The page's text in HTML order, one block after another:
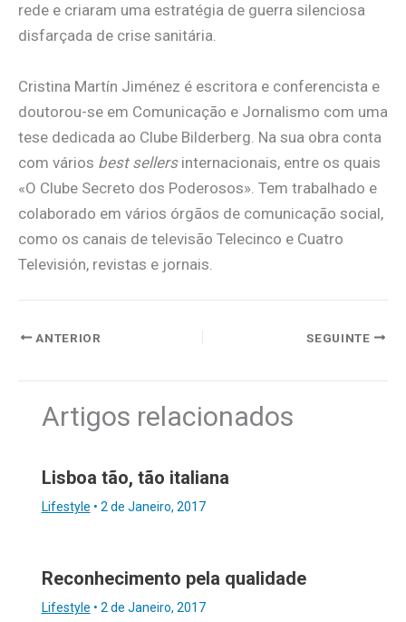
rede e criaram uma estratégia de guerra silenciosa
disfarçada de crise sanitária.
Cristina Martín Jiménez é escritora e conferencista e
doutorou-se em Comunicação e Jornalismo com uma
tese dedicada ao Clube Bilderberg. Na sua obra conta
com vários best sellersinternacionais, entre os quais
«O Clube Secreto dos Poderosos». Tem trabalhado e
colaborado em vários órgãos de comunicação social,
como os canais de televisão Telecinco e Cuatro
Televisión, revistas e jornais.
ANTERIOR SEGUINTE
Artigos relacionados
Lisboa tão, tão italiana
Lifestyle • 2 de Janeiro, 2017
Reconhecimento pela qualidade
Lifestyle • 2 de Janeiro, 2017